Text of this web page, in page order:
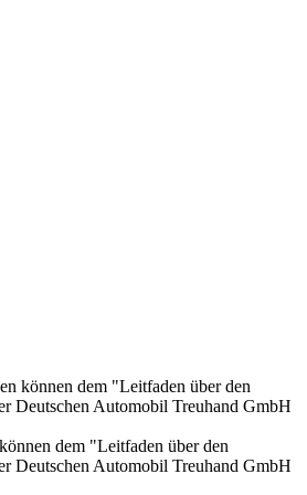
können dem "Leitfaden über den
Deutschen Automobil Treuhand GmbH
dem "Leitfaden über den
Deutschen Automobil Treuhand GmbH